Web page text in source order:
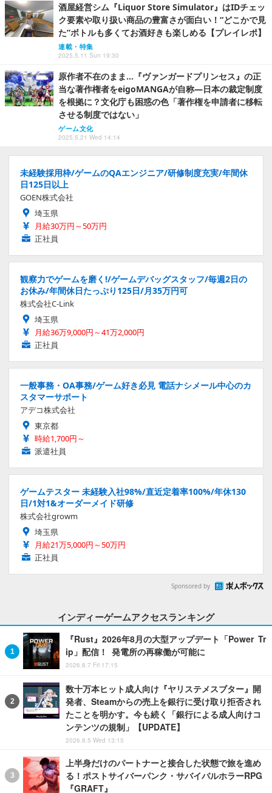
酒屋経営シム『Liquor Store Simulator』はIDチェッ
ク要素や取り扱い商品の豊富さが面白い！“どこかで見
た”ボトルも多くてお酒好きも楽しめる【プレイレポ】
連載・特集
2025.5.11 Sun 19:30
原作者不在のまま…『ヴァンガードプリンセス』の正
当な著作権者をeigoMANGAが自称―日本の裁定制度
を根拠に？文化庁も困惑の色「著作権を申請者に移転
させる制度ではない」
ゲーム文化
2025.5.21 Wed 14:14
未経験採用枠/ゲームのQAエンジニア/研修制度充実/年間休
日125日以上
GOEN株式会社
埼玉県
月給30万円～50万円
正社員
観察力でゲームを磨く!/ゲームデバッグスタッフ/毎週2日の
お休み/年間休日たっぷり125日/月35万円可
株式会社C-Link
埼玉県
月給36万9,000円～41万2,000円
正社員
一般事務・OA事務/ゲーム好き必見 電話ナシメール中心のカ
スタマーサポート
アデコ株式会社
東京都
時給1,700円～
派遣社員
ゲームテスター 未経験入社98%/直近定着率100%/年休130
日/1対1&オーダーメイド研修
株式会社growm
埼玉県
月給21万5,000円～50万円
正社員
Sponsored by
インディーゲームアクセスランキング
『Rust』2026年8月の大型アップデート「Power Tr
ip」配信！ 発電所の再稼働が可能に
2026.8.7 Fri 17:15
数十万本ヒット成人向け『ヤリステメスブター』開
発者、Steamからの売上を銀行に受け取り拒否され
たことを明かす。今も続く「銀行による成人向けコ
ンテンツの規制」【UPDATE】
2026.8.5 Wed 13:15
上半身だけのパートナーと接合した状態で旅を進め
る！ポストサイバーパンク・サバイバルホラーRPG
『GRAFT』